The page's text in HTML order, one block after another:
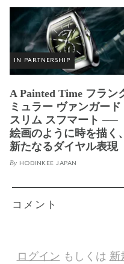
IN PARTNERSHIP
A Painted Time フラン
ミュラー ヴァンガード
スリム スフマート ──
絵画のように時を描く、
新たなるダイヤル表現
By HODINKEE JAPAN
コメント
ログイン もしくは 新